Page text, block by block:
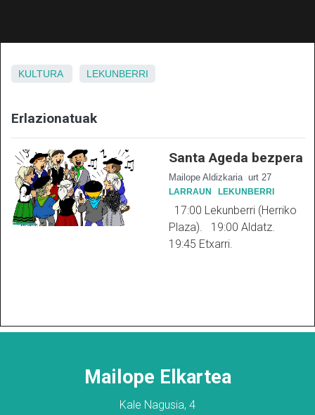
KULTURA LEKUNBERRI
Erlazionatuak
Santa Ageda bezpera
Mailope Aldizkaria urt 27
LARRAUN LEKUNBERRI
17:00 Lekunberri (Herriko
Plaza). 19:00 Aldatz.
19:45 Etxarri.
Mailope Elkartea
Kale Nagusia, 4